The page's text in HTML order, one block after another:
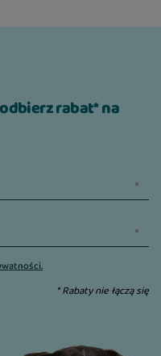
Plantastics
roślina
rabat* na
* Rabaty nie łączą się